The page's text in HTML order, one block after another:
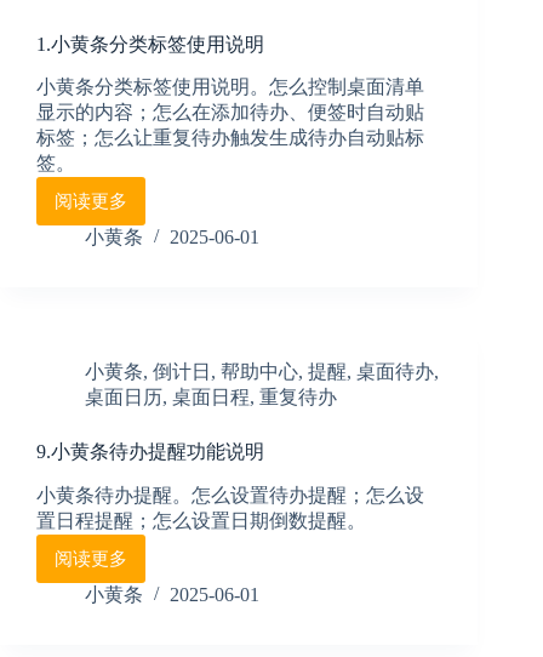
明
1.小黄条分类标签使用说明
小黄条分类标签使用说明。怎么控制桌面清单
显示的内容；怎么在添加待办、便签时自动贴
标签；怎么让重复待办触发生成待办自动贴标
签。
阅读更多
1.
小
标
签
使
说
小黄条 2025-06-01
小黄条, 倒计日 , 帮助中心, 提醒, 桌面待办,
桌面日历, 桌面日程, 重复待办
9.小黄条待办提醒功能说明
小黄条待办提醒。怎么设置待办提醒；怎么设
置日程提醒；怎么设置日期倒数提醒。
阅读更多
9.
小
小黄条 2025-06-01